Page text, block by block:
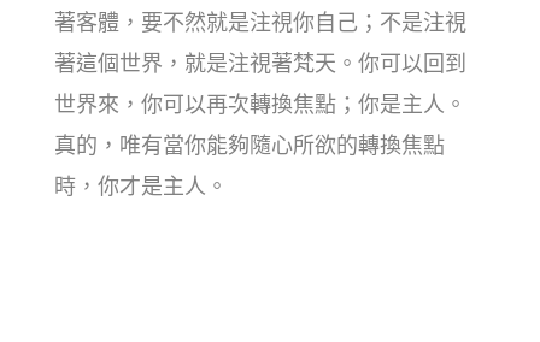
著客體，要不然就是注視你自己；不是注視
著這個世界，就是注視著梵天。你可以回到
世界來，你可以再次轉換焦點；你是主人。
真的，唯有當你能夠隨心所欲的轉換焦點
時，你才是主人。